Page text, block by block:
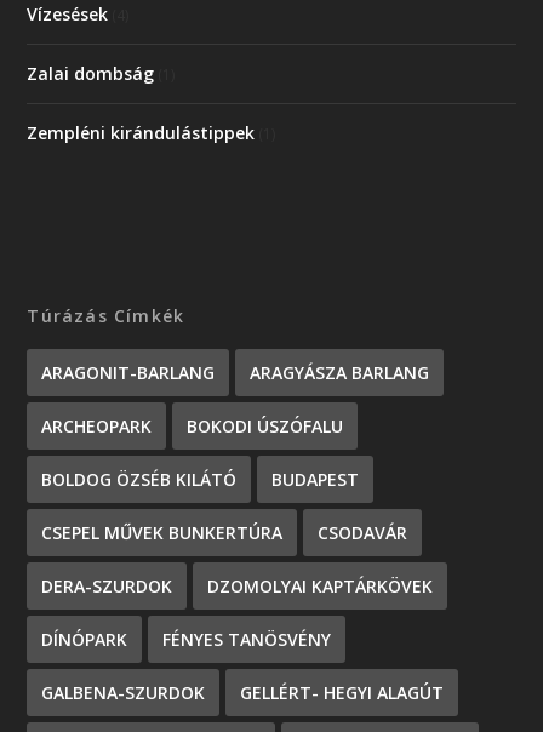
Vízesések
Zalai dombság
Zempléni kirándulástippek
Túrázás Címkék
ARAGONIT-BARLANG ARAGYÁSZA BARLANG
ARCHEOPARK BOKODI ÚSZÓFALU
BOLDOG ÖZSÉB KILÁTÓ BUDAPEST
CSEPEL MŰVEK BUNKERTÚRA CSODAVÁR
DERA-SZURDOK DZOMOLYAI KAPTÁRKÖVEK
DÍNÓPARK FÉNYES TANÖSVÉNY
GALBENA-SZURDOK GELLÉRT- HEGYI ALAGÚT